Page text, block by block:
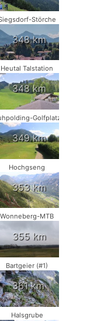
Störche
348 km
Heutal Talstation
348 km
Golfplatz
349 km
Hochgseng
353 km
Wonneberg-MTB
355 km
Bartgeier (#1)
361 km
Halsgrube